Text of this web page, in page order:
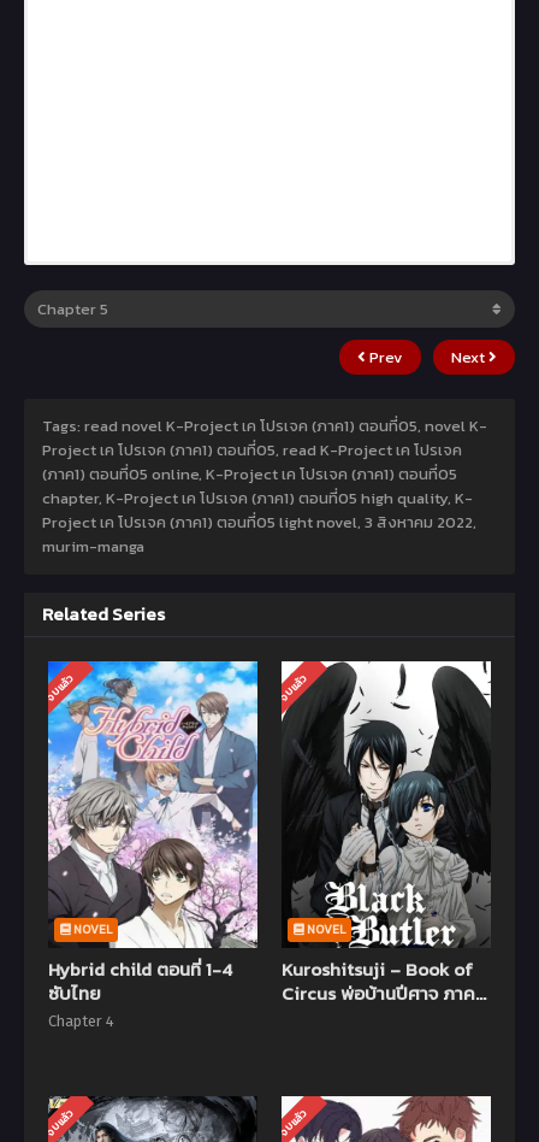
Prev Next
Tags: read novel K-Project เค โปรเจค (ภาค1) ตอนที่05, novel K-
Project เค โปรเจค (ภาค1) ตอนที่05, read K-Project เค โปรเจค
(ภาค1) ตอนที่05 online, K-Project เค โปรเจค (ภาค1) ตอนที่05
chapter, K-Project เค โปรเจค (ภาค1) ตอนที่05 high quality, K-
Project เค โปรเจค (ภาค1) ตอนที่05 light novel, 3 สิงหาคม 2022,
murim-manga
Related Series
จบแล้ว
NOVEL
Hybrid child ตอนที่ 1-4
ซับไทย
Chapter 4
จบแล้ว
NOVEL
Kuroshitsuji – Book of
Circus พ่อบ้านปีศาจ ภาค3
จบแล้ว จบแล้ว